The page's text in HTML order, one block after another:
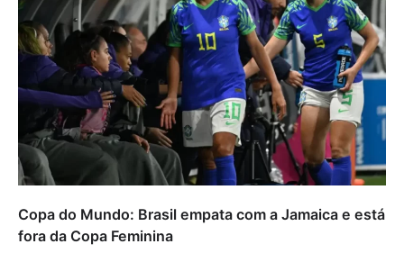
Copa do Mundo: Brasil empata com a Jamaica e está
fora da Copa Feminina